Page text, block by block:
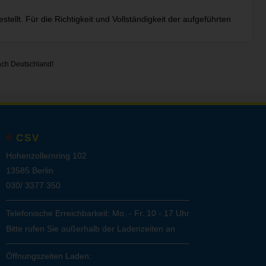
Für die Richtigkeit und Vollständigkeit der aufgeführten
Deutschland!
CSV
Hohenzollernring 102
13585 Berlin
030/ 3377 350
Telefonische Erreichbarkeit: Mo. - Fr. 10 - 17 Uhr
Bitte rufen Sie außerhalb der Ladenzeiten an
Öffnungszeiten Laden: